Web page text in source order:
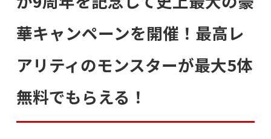
華キャンペーンを開催！最高レ
アリティのモンスターが最大5体
無料でもらえる！